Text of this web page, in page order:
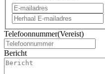
Telefoonnummer(Vereist)
Bericht